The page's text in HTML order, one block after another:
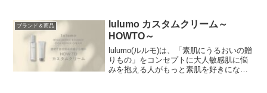
れているメイク落としクレンジングがし
っかりできてい...
ブランド＆商品
lulumo カスタムクリーム～
HOWTO～
lulumo(ルルモ)は、「素肌にうるおいの贈
りもの」をコンセプトに大人敏感肌に悩
みを抱える人がもっと素肌を好きになる